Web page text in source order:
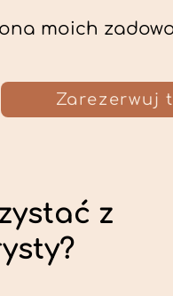
moich
Zarezerwuj
z